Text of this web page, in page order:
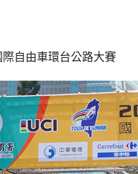
自由車環台公路大賽